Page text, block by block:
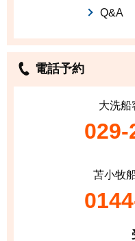
Q&A
電話予約
大洗船
029-
苫小牧